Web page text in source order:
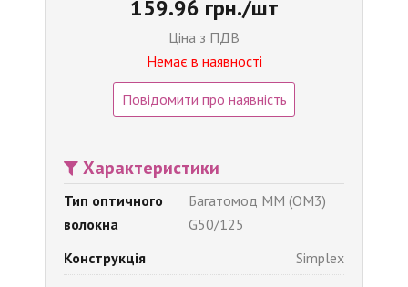
159.96 грн./шт
Ціна з ПДВ
Немає в наявності
Повідомити про наявність
Характеристики
Тип оптичного
волокна
Багатомод MM (OM3)
G50/125
Конструкція
Simplex